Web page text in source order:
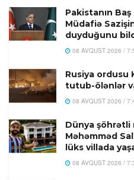
Pakistanın
Müdafiə
duyduğunu
08 AVQUST 2026 /
Rusiya ordusu
tutub-ölənlər
08 AVQUST 2026 /
Dünya şöhrətli
Məhəmməd
lüks villada
08 AVQUST 2026 /